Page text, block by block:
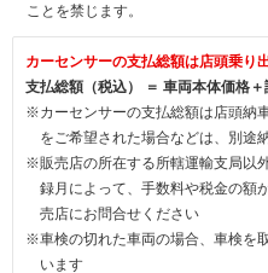
ことを禁じます。
カーセンサーの支払総額は店頭乗り
支払総額（税込） ＝ 車両本体価格＋
※カーセンサーの支払総額は店頭納
をご希望された場合などは、別途
※販売店の所在する所轄運輸支局以
録月によって、手数料や税金の額
売店にお問合せください
※車検の切れた車両の場合、車検を
います